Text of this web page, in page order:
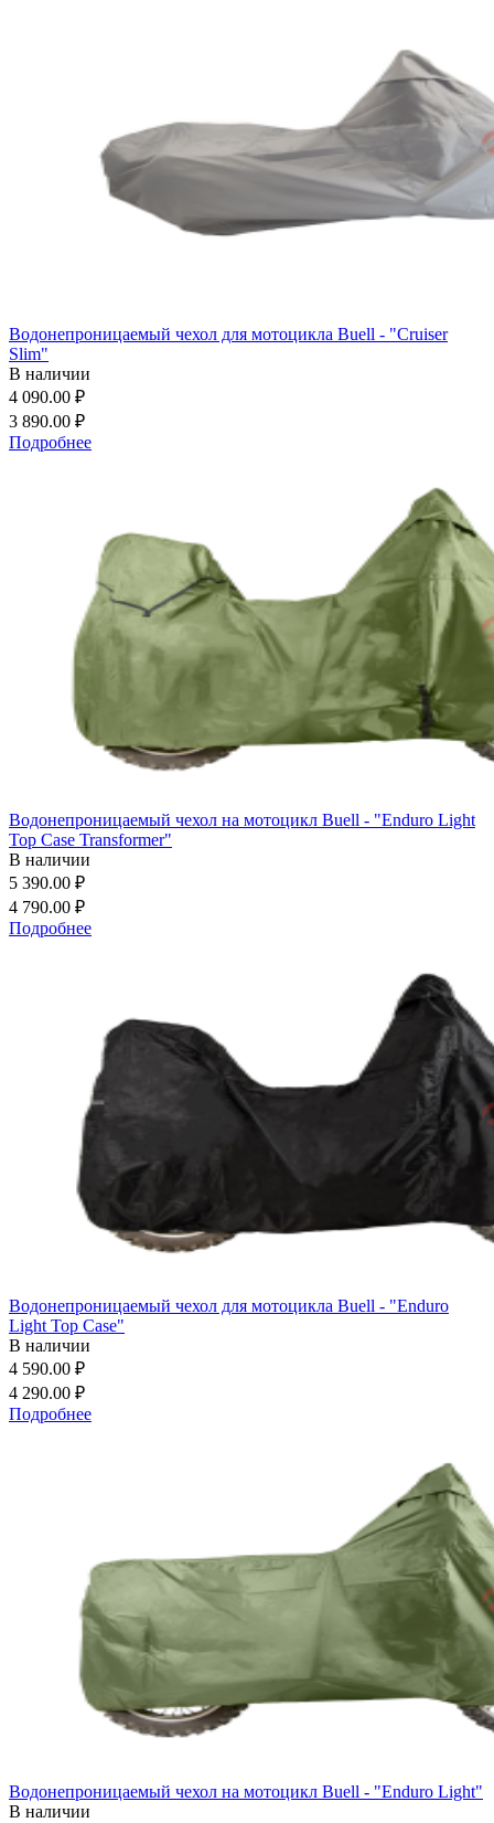
Водонепроницаемый чехол для мотоцикла Buell - "Cruiser
Slim"
В наличии
4 090.00 ₽
3 890.00 ₽
Подробнее
Водонепроницаемый чехол на мотоцикл Buell - "Enduro Light
Top Case Transformer"
В наличии
5 390.00 ₽
4 790.00 ₽
Подробнее
Водонепроницаемый чехол для мотоцикла Buell - "Enduro
Light Top Case"
В наличии
4 590.00 ₽
4 290.00 ₽
Подробнее
Водонепроницаемый чехол на мотоцикл Buell - "Enduro Light"
В наличии